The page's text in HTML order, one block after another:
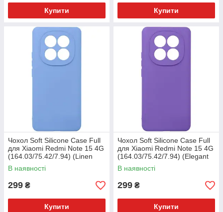
Купити Купити
Чохол Soft Silicone Case Full
для Xiaomi Redmi Note 15 4G
(164.03/75.42/7.94) (Linen
Blue/Lilac)
В наявності
299 ₴
Купити
Чохол Soft Silicone Case Full
для Xiaomi Redmi Note 15 4G
(164.03/75.42/7.94) (Elegant
Purple)
В наявності
299 ₴
Купити